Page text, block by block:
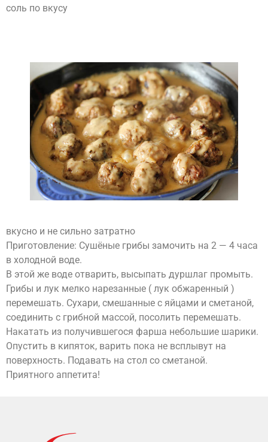
соль по вкусу
вкусно и не сильно затратно
Приготовление: Сушёные грибы замочить на 2 — 4 часа
в холодной воде.
В этой же воде отварить, высыпать дуршлаг промыть.
Грибы и лук мелко нарезанные ( лук обжаренный )
перемешать. Сухари, смешанные с яйцами и сметаной,
соединить с грибной массой, посолить перемешать.
Накатать из получившегося фарша небольшие шарики.
Опустить в кипяток, варить пока не всплывут на
поверхность. Подавать на стол со сметаной.
Приятного аппетита!